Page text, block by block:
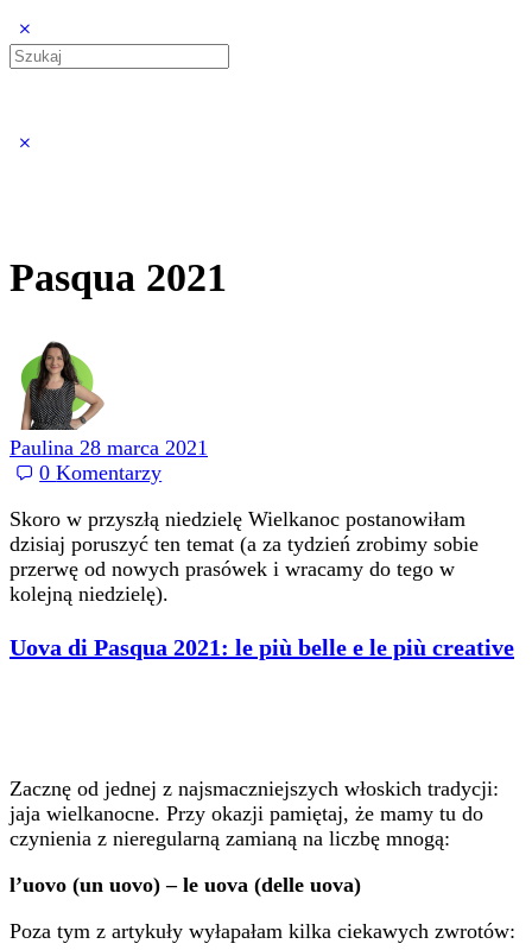
Search
Pasqua 2021
Paulina 28 marca 2021
0Komentarzy
Skoro w przyszłą niedzielę Wielkanoc postanowiłam
dzisiaj poruszyć ten temat (a za tydzień zrobimy sobie
przerwę od nowych prasówek i wracamy do tego w
kolejną niedzielę).
Uova di Pasqua 2021: le più belle e le più creative
Zacznę od jednej z najsmaczniejszych włoskich tradycji:
jaja wielkanocne. Przy okazji pamiętaj, że mamy tu do
czynienia z nieregularną zamianą na liczbę mnogą:
l’uovo (un uovo) – le uova (delle uova)
Poza tym z artykuły wyłapałam kilka ciekawych zwrotów: